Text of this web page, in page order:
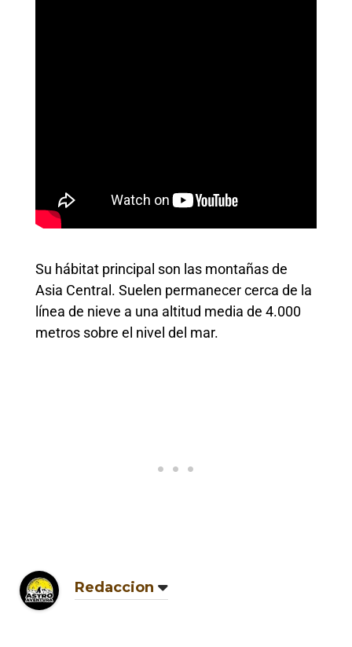
Su hábitat principal son las montañas de
Asia Central. Suelen permanecer cerca de la
línea de nieve a una altitud media de 4.000
metros sobre el nivel del mar.
Redaccion